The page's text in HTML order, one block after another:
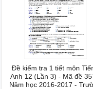
Đề kiểm tra 1 tiết môn
Anh 12 (Lần 3) - Mã đề
Năm học 2016-2017 -